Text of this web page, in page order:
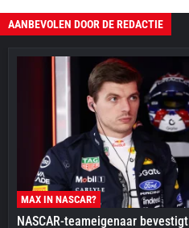
AANBEVOLEN DOOR DE REDACTIE
MAX IN NASCAR?
NASCAR-teameigenaar bevestigt